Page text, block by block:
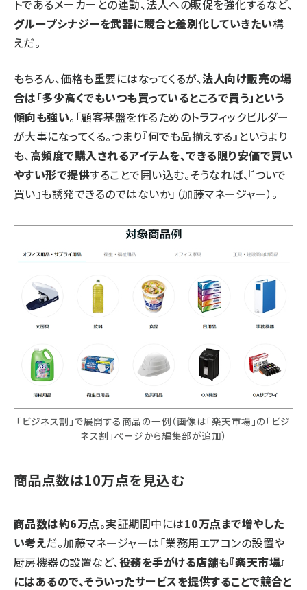
トであるメーカーとの連動、法人への販促を強化するなど、
グループシナジーを武器に競合と差別化していきたい構
えだ。
もちろん、価格も重要にはなってくるが、法人向け販売の場
合は「多少高くでもいつも買っているところで買う」という
傾向も強い。「顧客基盤を作るためのトラフィックビルダー
が大事になってくる。つまり『何でも品揃えする』というより
も、 高頻度で購入されるアイテムを、できる限り安価で買い
やすい形で提供することで囲い込む。そうなれば、『ついで
買い』も誘発できるのではないか」（加藤マネージャー）。
「ビジネス割」で展開する商品の一例（画像は「楽天市場」の「ビジ
ネス割」ページから編集部が追加）
商品点数は10万点を見込む
商品数は約6万点。実証期間中には10万点まで増やした
い考えだ。加藤マネージャーは「業務用エアコンの設置や
厨房機器の設置など、役務を手がける店舗も『楽天市場』
にはあるので、そういったサービスを提供することで競合と